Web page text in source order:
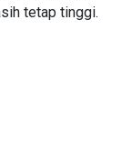
tetap tinggi.